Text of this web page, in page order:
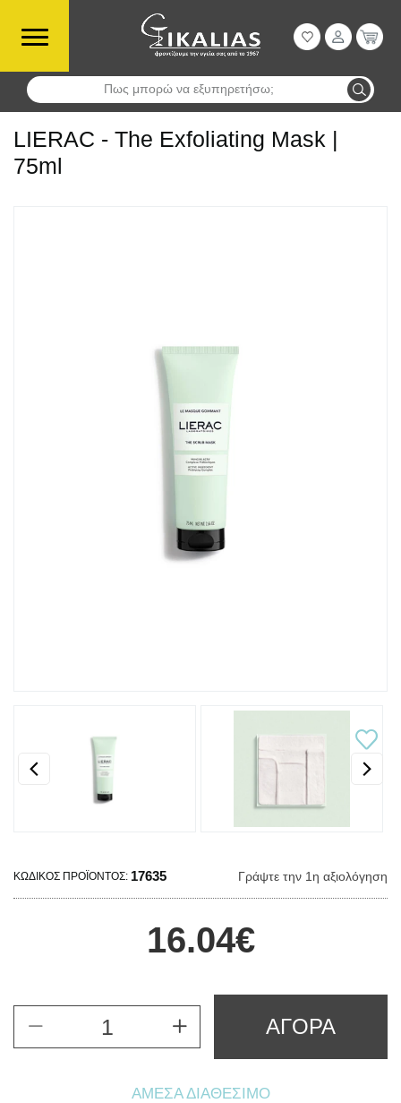
Πως μπορώ να εξυπηρετήσω;
Αναζήτηση
LIERAC - The Exfoliating Mask |
75ml
ΚΩΔΙΚΌΣ ΠΡΟΪΌΝΤΟΣ: 17635 Γράψτε την 1η αξιολόγηση
16.04€
ΑΓΟΡΑ
ΆΜΕΣΑ ΔΙΑΘΈΣΙΜΟ